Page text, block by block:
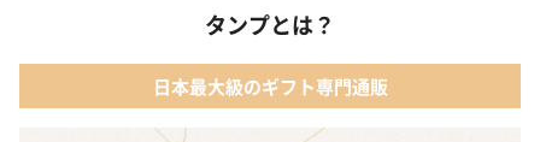
タンプとは？
日本最大級のギフト専門通販